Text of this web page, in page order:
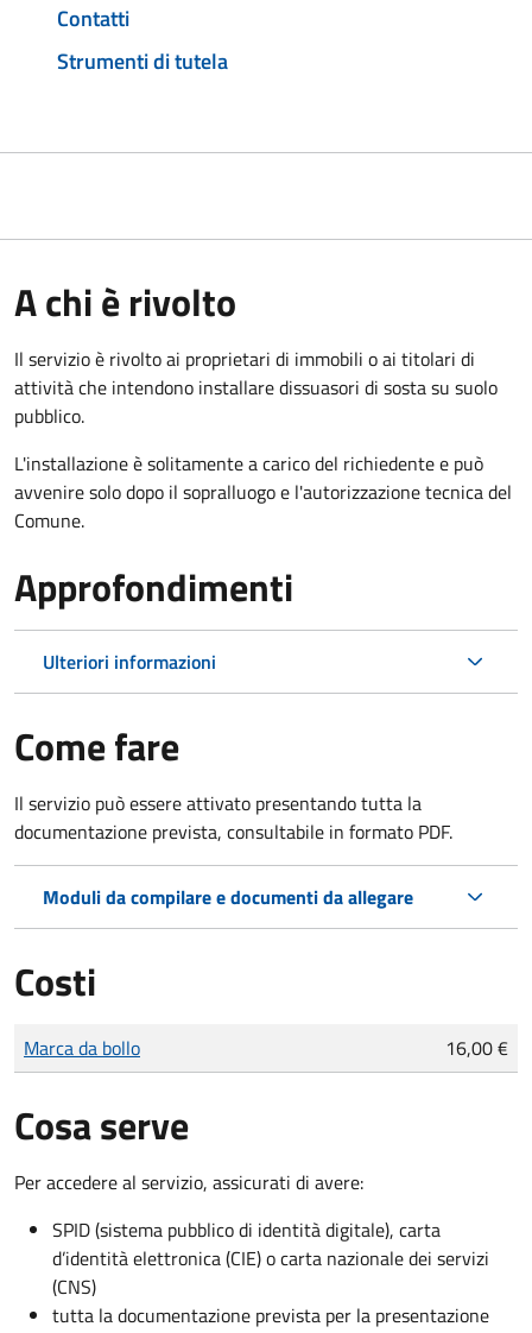
Contatti
Strumenti di tutela
A chi è rivolto
Il servizio è rivolto ai proprietari di immobili o ai titolari di
attività che intendono installare dissuasori di sosta su suolo
pubblico.
L'installazione è solitamente a carico del richiedente e può
avvenire solo dopo il sopralluogo e l'autorizzazione tecnica del
Comune.
Approfondimenti
Ulteriori informazioni
Come fare
Il servizio può essere attivato presentando tutta la
documentazione prevista, consultabile in formato PDF.
Moduli da compilare e documenti da allegare
Costi
Tipo di pagamento
Importo
Marca da bollo 16,00 €
Cosa serve
Per accedere al servizio, assicurati di avere:
SPID (sistema pubblico di identità digitale), carta
d’identità elettronica (CIE) o carta nazionale dei servizi
(CNS)
tutta la documentazione prevista per la presentazione